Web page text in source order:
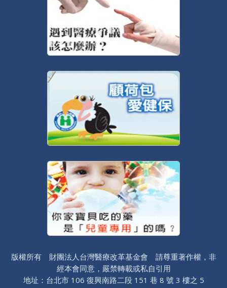
版權所有 財團法人台灣醫療改革基金會 請尊重著作權，非
經本會同意，嚴禁轉載或私自引用
地址：台北市 106 復興南路二段 151 巷 8 號 3 樓之 5